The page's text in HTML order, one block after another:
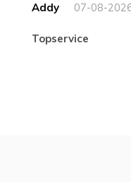
Addy 07-08-
topservice